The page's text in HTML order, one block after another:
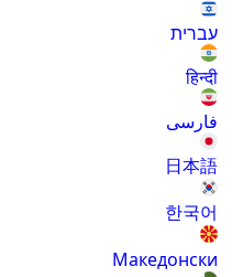
עברית
हिन्दी
فارسی
日本語
한국어
Македонски